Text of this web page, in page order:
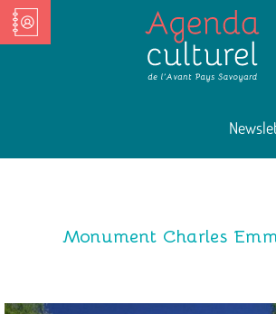
Nos Acteurs culturels
Monument Charles